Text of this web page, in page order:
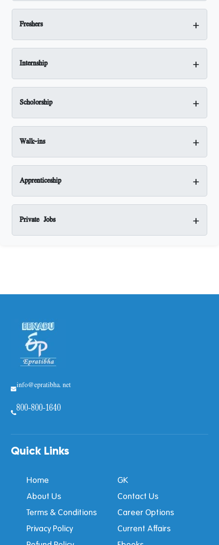
Freshers +
Internship +
Scholorship +
Walk-ins +
Apprenticeship +
Private Jobs +
info@epratibha.net
800-800-1640
Quick Links
Home
GK
About Us
Contact Us
Terms & Conditions
Career Options
Privacy Policy
Current Affairs